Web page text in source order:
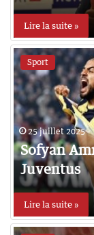
Lire la suite »
Sport
25 juillet 2025 -
Sofyan
Juventus
Lire la suite »